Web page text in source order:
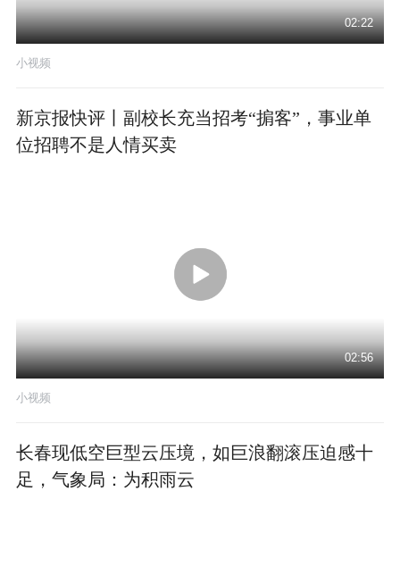
02:22
小视频
新京报快评丨副校长充当招考“掮客”，事业单
位招聘不是人情买卖
02:56
小视频
长春现低空巨型云压境，如巨浪翻滚压迫感十
足，气象局：为积雨云